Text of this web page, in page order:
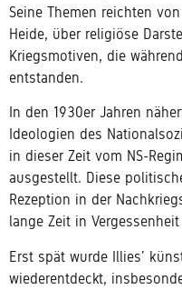
Seine Themen reichten von
Heide, über religiöse
Kriegsmotiven, die
entstanden.
In den 1930er Jahren
Ideologien des
in dieser Zeit vom NS-
ausgestellt. Diese
Rezeption in der
lange Zeit in
Erst spät wurde Illies’
wiederentdeckt,